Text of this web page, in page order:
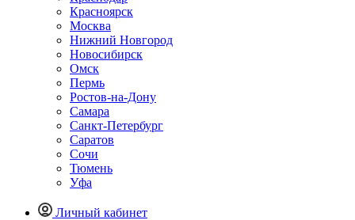
Красноярск
Москва
Нижний Новгород
Новосибирск
Омск
Пермь
Ростов-на-Дону
Самара
Санкт-Петербург
Саратов
Сочи
Тюмень
Уфа
Личный кабинет